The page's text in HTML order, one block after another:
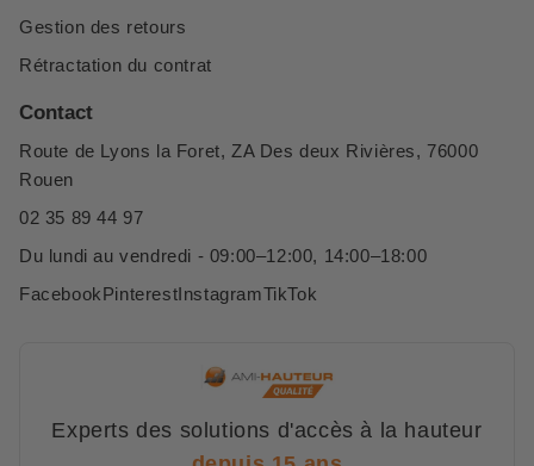
Gestion des retours
Rétractation du contrat
Contact
Route de Lyons la Foret, ZA Des deux Rivières, 76000
Rouen
02 35 89 44 97
Du lundi au vendredi - 09:00–12:00, 14:00–18:00
FacebookPinterestInstagramTikTok
Experts des solutions d'accès à la hauteur